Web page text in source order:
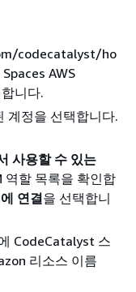
codecatalyst/ho
AWS
니다.
계정을 선택합니다.
사용할 수 있는
역할 목록을 확인합
연결을 선택합니
CodeCatalyst 스
리소스 이름